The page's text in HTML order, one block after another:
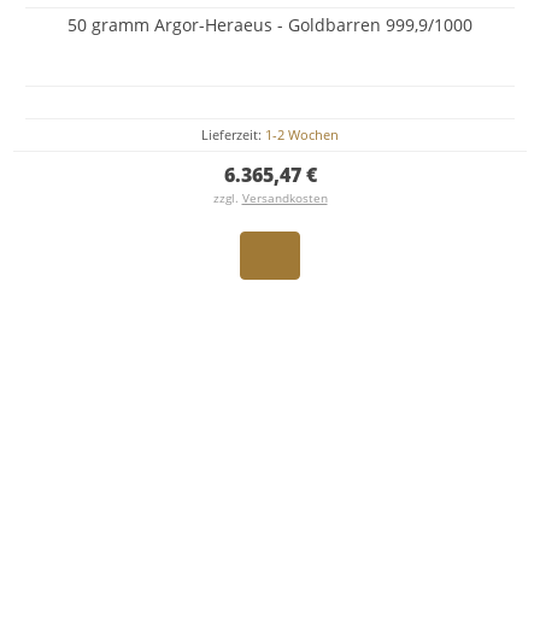
50 gramm Argor-Heraeus - Goldbarren 999,9/1000
Lieferzeit: 1-2 Wochen
6.365,47 €
zzgl. Versandkosten